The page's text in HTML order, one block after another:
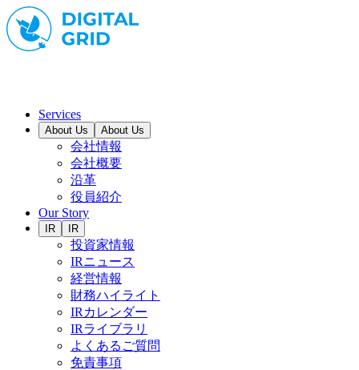
Services
About Us About Us
会社情報
会社概要
沿革
役員紹介
Our Story
IR IR
投資家情報
IRニュース
経営情報
財務ハイライト
IRカレンダー
IRライブラリ
よくあるご質問
免責事項